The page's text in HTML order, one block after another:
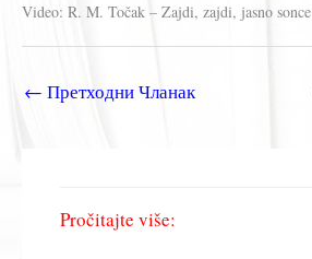
Video: R. M. Točak – Zajdi, zajdi, jasno sonce
← Претходни Чланак
Pročitajte više: